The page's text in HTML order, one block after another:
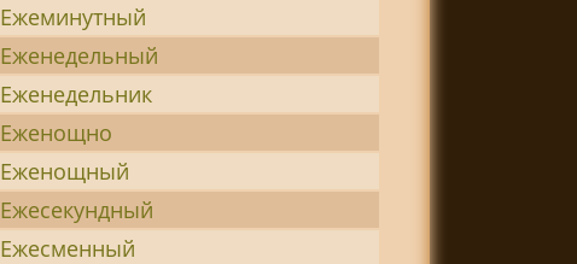
Ежеминутный
Еженедельный
Еженедельник
Еженощно
Еженощный
Ежесекундный
Ежесменный